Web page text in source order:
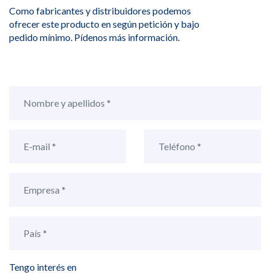
Como fabricantes y distribuidores podemos
ofrecer este producto en según petición y bajo
pedido mínimo. Pídenos más información.
Tengo interés en